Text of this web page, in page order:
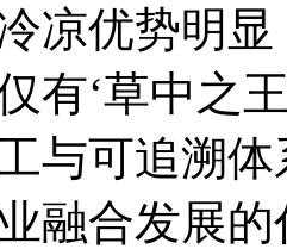
凉优势明
有‘草中之
与可追溯
融合发展